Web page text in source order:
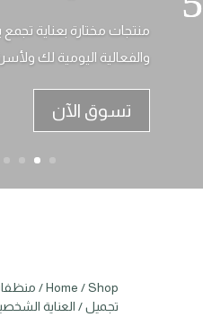
منتجات مختارة بعناية تجمع
والفعالية اليومية لك
تسوق الآن
Home /Shop
/
تجميل/ العناية